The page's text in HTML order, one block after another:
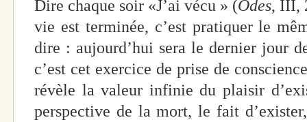
Dire chaque soir «J’ai vécu » (Odes, III,
vie est terminée, c’est pratiquer le
dire : aujourd’hui sera le dernier jour
c’est cet exercice de prise de
révèle la valeur infinie du plaisir
perspective de la mort, le fait